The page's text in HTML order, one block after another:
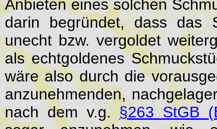
Anbieten eines solchen
darin begründet, dass das
unecht bzw. vergoldet
als echtgoldenes
wäre also durch die
anzunehmenden,
nach dem v.g. §263 StGB